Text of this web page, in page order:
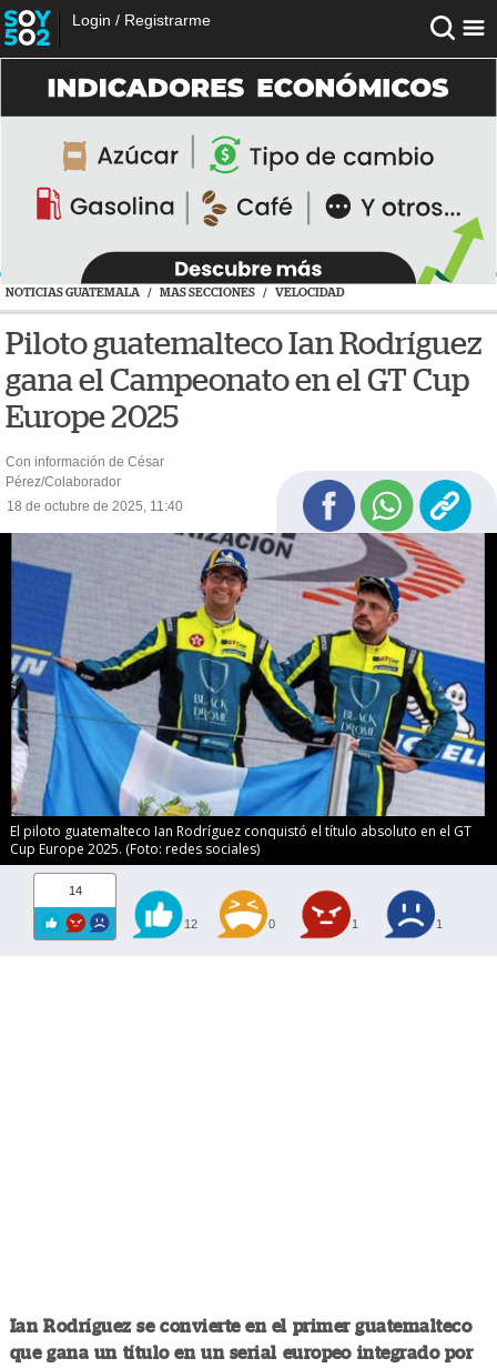
Login / Registrarme
NOTICIAS GUATEMALA / MAS SECCIONES / VELOCIDAD
Piloto guatemalteco Ian Rodríguez
gana el Campeonato en el GT Cup
Europe 2025
Con información de César
Pérez/Colaborador
18 de octubre de 2025, 11:40
El piloto guatemalteco Ian Rodríguez conquistó el título absoluto en el GT
Cup Europe 2025. (Foto: redes sociales)
14
12 0 1 1
Ian Rodríguez se convierte en el primer guatemalteco
que gana un título en un serial europeo integrado por